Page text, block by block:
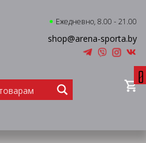
Ежедневно, 8.00 - 21.00
shop@arena-sporta.by
0